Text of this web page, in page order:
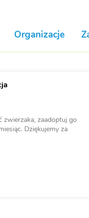
Organizacje
zwierzaka, zaadoptuj go
Dziękujemy za